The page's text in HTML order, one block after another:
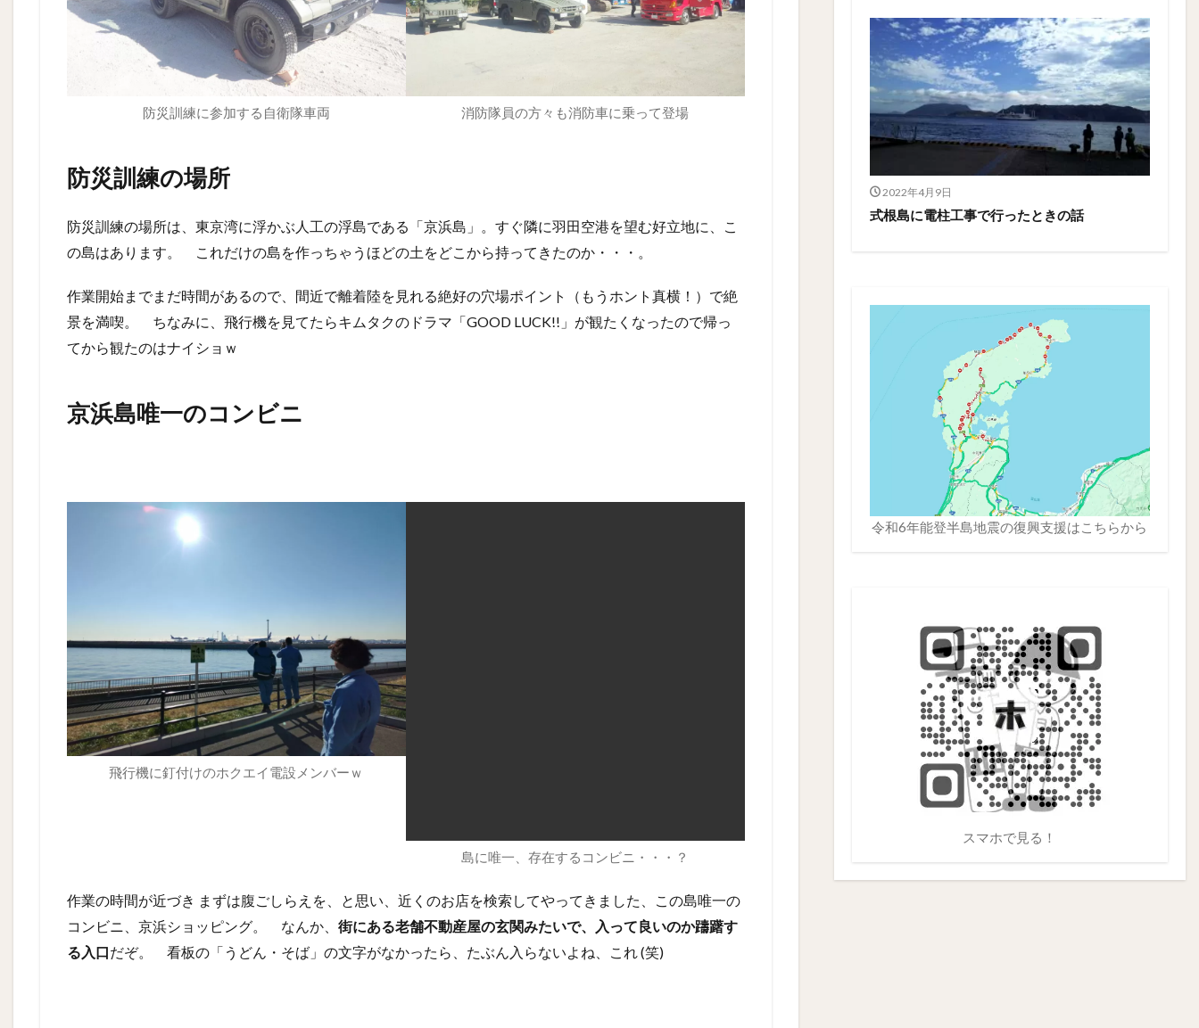
防災訓練に参加する自衛隊車両 消防隊員の方々も消防車に乗って登場
防災訓練の場所
防災訓練の場所は、東京湾に浮かぶ人工の浮島である「京浜島」。すぐ隣に羽田空港を望む好立地に、こ
の島はあります。 これだけの島を作っちゃうほどの土をどこから持ってきたのか・・・。
作業開始までまだ時間があるので、間近で離着陸を見れる絶好の穴場ポイント（もうホント真横！）で絶
景を満喫。 ちなみに、飛行機を見てたらキムタクのドラマ「GOOD LUCK!!」が観たくなったので帰っ
てから観たのはナイショｗ
京浜島唯一のコンビニ
飛行機に釘付けのホクエイ電設メンバーｗ
島に唯一、存在するコンビニ・・・？
作業の時間が近づき まずは腹ごしらえを、と思い、近くのお店を検索してやってきました、この島唯一の
コンビニ、京浜ショッピング。 なんか、 街にある老舗不動産屋の玄関みたいで、入って良いのか躊躇す
る入口だぞ。 看板の「うどん・そば」の文字がなかったら、たぶん入らないよね、これ (笑)
2022年4月9日
式根島に電柱工事で行ったときの話
令和6年能登半島地震の復興支援はこちらから
スマホで見る！